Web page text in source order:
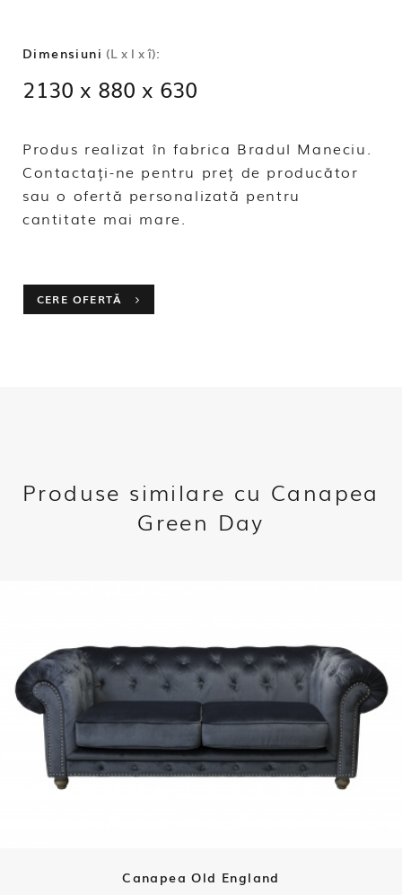
Dimensiuni (L x l x î):
2130 x 880 x 630
Produs realizat în fabrica Bradul Maneciu.
Contactați-ne pentru preț de producător
sau o ofertă personalizată pentru
cantitate mai mare.
CERE OFERTĂ
Produse similare cu Canapea
Green Day
Canapea Old England